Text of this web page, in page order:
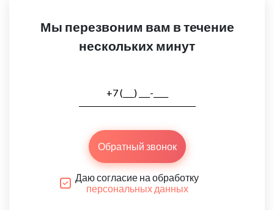
Мы перезвоним вам в течение
нескольких минут
Обратный звонок
Даю согласие на обработку
персональных данных